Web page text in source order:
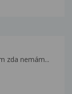
zda nemám...